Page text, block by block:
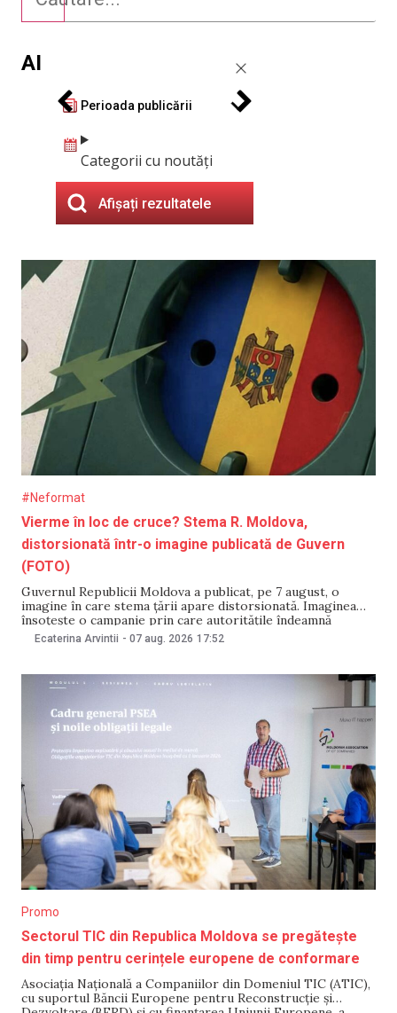
AI
Perioada publicării
Categorii cu noutăți
Afișați rezultatele
#Neformat
Vierme în loc de cruce? Stema R. Moldova,
distorsionată într-o imagine publicată de Guvern
(FOTO)
Guvernul Republicii Moldova a publicat, pe 7 august, o
imagine în care stema țării apare distorsionată. Imaginea
însoțește o campanie prin care autoritățile îndeamnă
cetățenii să economisească energia electrică în orele de
vârf, pe fondul crizei energetice din ultimele zile. În una
Ecaterina Arvintii - 07 aug. 2026 17:52
Promo
Sectorul TIC din Republica Moldova se pregătește
din timp pentru cerințele europene de conformare
Asociația Națională a Companiilor din Domeniul TIC (ATIC),
cu suportul Băncii Europene pentru Reconstrucție și